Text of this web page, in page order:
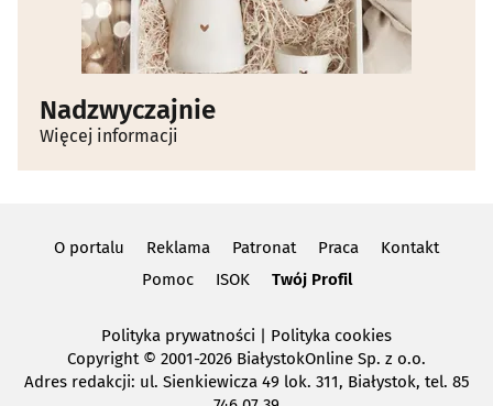
Nadzwyczajnie
Więcej informacji
O portalu Reklama Patronat Praca
Kontakt
Pomoc
ISOK Twój Profil
Polityka prywatności
Polityka cookies
Copyright© 2001-2026 BiałystokOnline Sp. z o.o.
Adres redakcji: ul. Sienkiewicza 49 lok. 311, Białystok, tel. 85